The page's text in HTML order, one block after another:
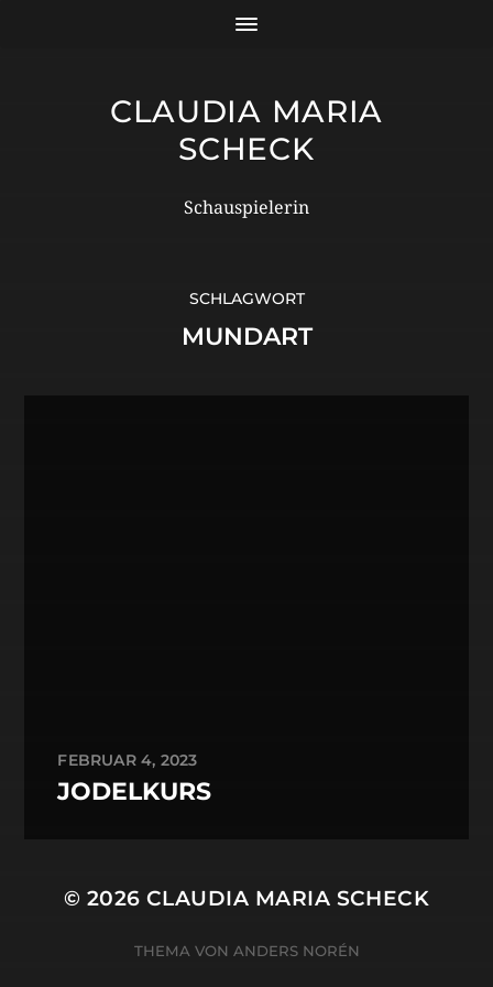
CLAUDIA MARIA
SCHECK
Schauspielerin
SCHLAGWORT
MUNDART
FEBRUAR 4, 2023
JODELKURS
© 2026 CLAUDIA MARIA SCHECK
THEMA VON ANDERS NORÉN